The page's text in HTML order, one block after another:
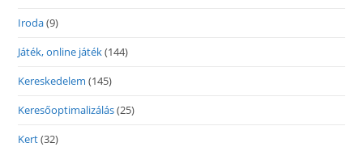
Iroda(9)
Játék, online játék(144)
Kereskedelem (145)
Keresőoptimalizálás(25)
Kert(32)